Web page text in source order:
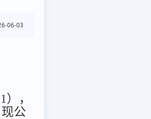
06-03
，
公